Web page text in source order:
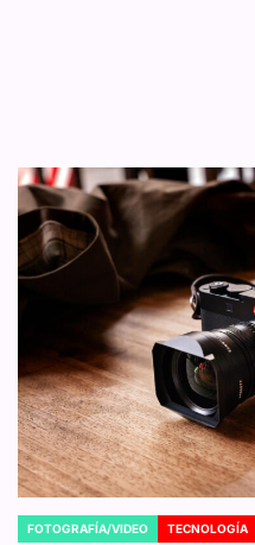
POSTED
FOTOGRAFÍA/VIDEO TECNOLOGÍA